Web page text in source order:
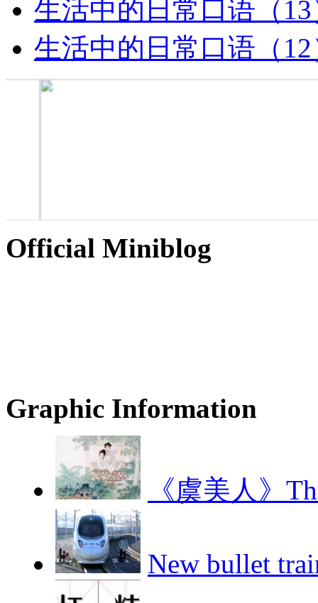
生活中的日常口语（13
生活中的日常口语（12
Official Miniblog
Graphic Information
《虞美人》
New bullet